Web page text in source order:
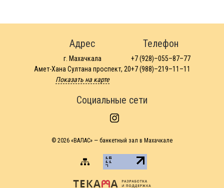
Адрес
г. Махачкала
Амет-Хана Султана проспект, 20
Показать на карте
Телефон
+7 (928)–055–87–77
+7 (988)–219–11–11
Социальные сети
© 2026 «ВАЛАС» — банкетный зал в Махачкале